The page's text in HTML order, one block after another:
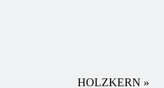
HOLZKERN »